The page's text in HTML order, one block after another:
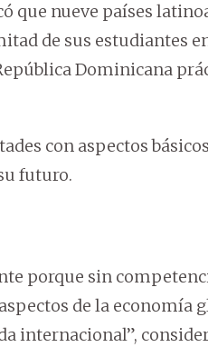
que nueve países
de sus estudiantes
Dominicana
con aspectos
futuro.
porque sin
de la economía
internacional”,